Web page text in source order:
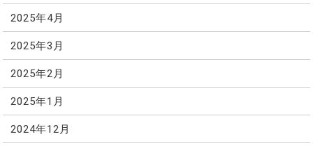
2025年4月
2025年3月
2025年2月
2025年1月
2024年12月